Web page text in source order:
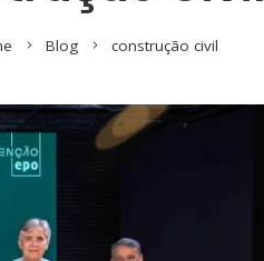
Blog construção civil